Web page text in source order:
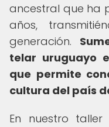
ancestral que ha
años,
generación.
telar uruguayo
que permite
cultura del país
En nuestro